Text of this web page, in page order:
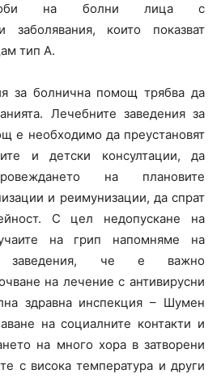
проби на болни лица с
заболявания, които показват
тип А.
за болнична помощ трябва да
Лечебните заведения за
е необходимо да преустановят
и детски консултации, да
на плановите
и реимунизации, да спрат
С цел недопускане на
на грип напомняме на
заведения, че е важно
на лечение с антивирусни
здравна инспекция – Шумен
на социалните контакти и
на много хора в затворени
с висока температура и други